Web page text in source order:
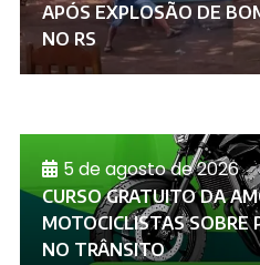
APÓS EXPLOSÃO DE
NO RS
5 de agosto de 2026
CURSO GRATUITO DA
MOTOCICLISTAS SOBRE
NO TRÂNSITO